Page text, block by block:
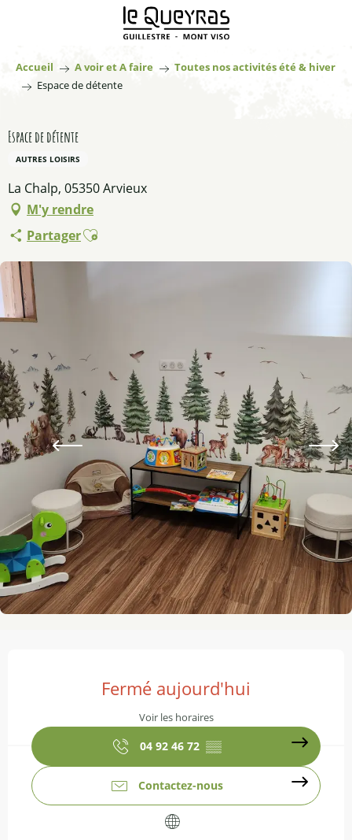
principal
Accueil A voir et A faire
Toutes nos activités été & hiver
Espace de détente
Espace de détente
AUTRES LOISIRS
La Chalp, 05350 Arvieux
M'y rendre
PartagerAjouter aux favoris
Fermé aujourd'hui
Voir les horaires
04 92 46 72 ▒▒
Contactez-nous